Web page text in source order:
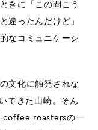
きに「この間こう
違ったんだけど」
なコミュニケーシ
文化に触発されな
てきた山崎。そん
coffee roastersの一